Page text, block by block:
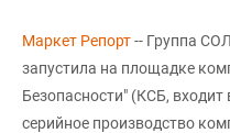
Маркет Репорт-- Группа
запустила на площадке
Безопасности" (КСБ,
серийное производство